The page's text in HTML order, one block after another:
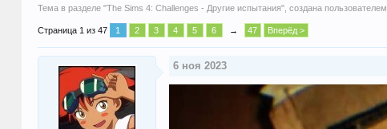
Тема в разделе "The Sims 4: Challenges - Другие испытания", создана пользователем
Страница 1 из 47 1 2 3 4 5 6 → 47 Вперёд >
6 ноя 2023